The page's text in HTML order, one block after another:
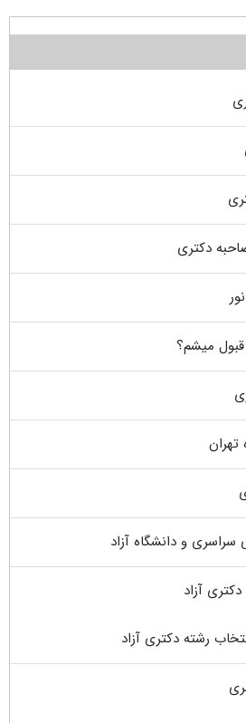
دکتری
قبول میشم؟
تهران
سراسری و دانشگاه آزاد
آزاد
رشته دکتری آزاد